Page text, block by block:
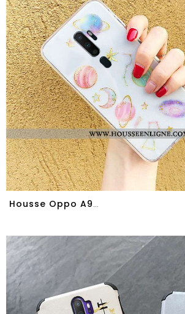
Housse Oppo A9 2020 Créatif Tendance Étui Simple Personnalité Blanc Coque Blanche